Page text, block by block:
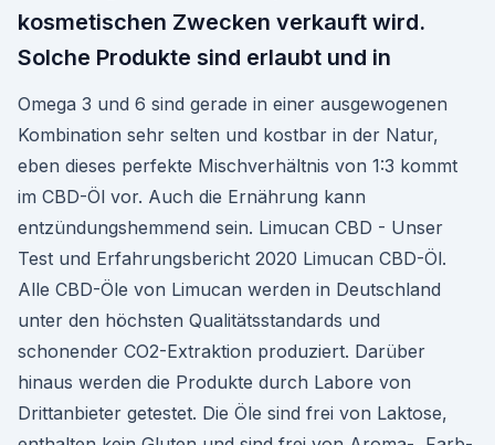
kosmetischen Zwecken verkauft wird.
Solche Produkte sind erlaubt und in
Omega 3 und 6 sind gerade in einer ausgewogenen
Kombination sehr selten und kostbar in der Natur,
eben dieses perfekte Mischverhältnis von 1:3 kommt
im CBD-Öl vor. Auch die Ernährung kann
entzündungshemmend sein. Limucan CBD - Unser
Test und Erfahrungsbericht 2020 Limucan CBD-Öl.
Alle CBD-Öle von Limucan werden in Deutschland
unter den höchsten Qualitätsstandards und
schonender CO2-Extraktion produziert. Darüber
hinaus werden die Produkte durch Labore von
Drittanbieter getestet. Die Öle sind frei von Laktose,